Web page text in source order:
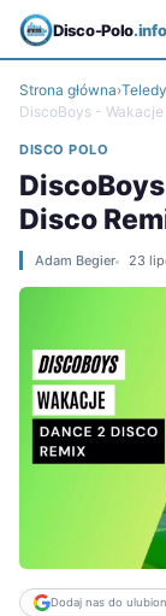
Disco-Polo.info
Strona główna›
DiscoBoys -
DISCO POLO
Disco
Adam Begier 23
Dodaj nas do